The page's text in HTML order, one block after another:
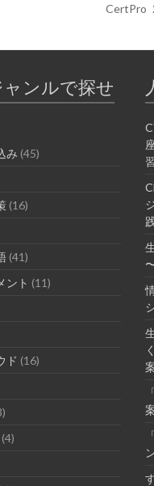
CertPro
ンルで探せ
み (45)
(16)
(41)
ント (11)
ド (16)
(4)